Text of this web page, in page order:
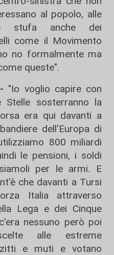
al popolo, alle
stufa anche dei
come il Movimento
no formalmente ma
queste".
"Io voglio capire con
Stelle sosterranno la
era qui davanti a
dell'Europa di
800 miliardi
le pensioni, i soldi
per le armi. E
che davanti a Tursi
Italia attraverso
Lega e dei Cinque
nessuno però poi
alle estreme
zitti e muti e votano